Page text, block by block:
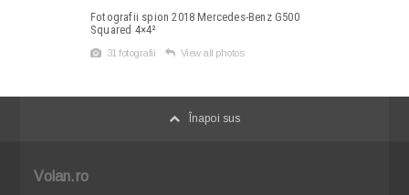
Fotografii spion 2018 Mercedes-Benz G500
Squared 4×4²
31 fotografii View all photos
Înapoi sus
Volan.ro